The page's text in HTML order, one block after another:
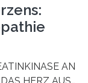
AN
HERZ AUS